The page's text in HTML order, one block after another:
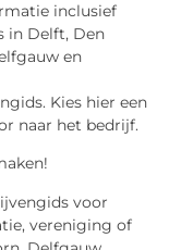
inclusief
in Delft, Den
en
Kies hier een
naar het bedrijf.
voor
vereniging of